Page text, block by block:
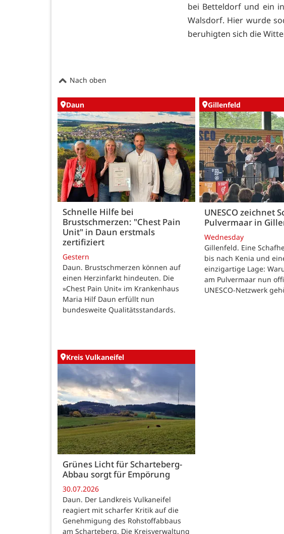
bei Betteldorf und ein
Walsdorf. Hier wurde
beruhigten sich die
Nach oben
Daun
Schnelle Hilfe bei
Brustschmerzen: "Chest Pain
Unit" in Daun erstmals
zertifiziert
Gestern
Daun. Brustschmerzen können auf
einen Herzinfarkt hindeuten. Die
»Chest Pain Unit« im Krankenhaus
Maria Hilf Daun erfüllt nun
bundesweite Qualitätsstandards.
Gillenfeld
UNESCO zeichnet
Pulvermaar in
Wednesday
Gillenfeld. Eine
bis nach Kenia und
einzigartige Lage:
am Pulvermaar nun
UNESCO-Netzwerk
Kreis Vulkaneifel
Grünes Licht für Scharteberg-
Abbau sorgt für Empörung
30.07.2026
Daun. Der Landkreis Vulkaneifel
reagiert mit scharfer Kritik auf die
Genehmigung des Rohstoffabbaus
am Scharteberg. Die Kreisverwaltung